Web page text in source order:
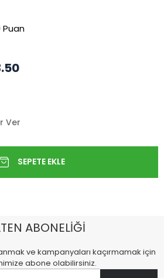
Ver
ABONELİĞİ
ve kampanyaları kaçırmamak için
abone olabilirsiniz.